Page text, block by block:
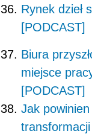
Rynek dzieł
[PODCAST]
Biura
miejsce
[PODCAST]
Jak